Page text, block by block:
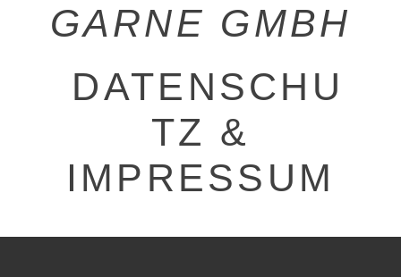
GARNE GMBH
DATENSCHU
TZ &
IMPRESSUM